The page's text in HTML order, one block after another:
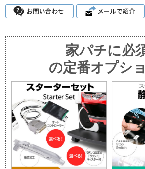
家パチに必
の定番オプシ